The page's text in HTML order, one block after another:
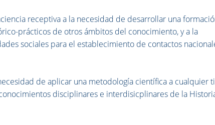
receptiva a la necesidad de desarrollar una
prácticos de otros ámbitos del conocimiento, y a la
sociales para el establecimiento de contactos
de aplicar una metodología científica a cualquier
disciplinares e interdisicplinares de la